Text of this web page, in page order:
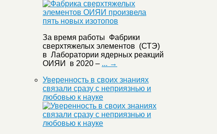
За время работы Фабрики
сверхтяжелых элементов (СТЭ)
в Лаборатории ядерных реакций
ОИЯИ в 2020 – ... →
Уверенность в своих знаниях
связали сразу с неприязнью и
любовью к науке